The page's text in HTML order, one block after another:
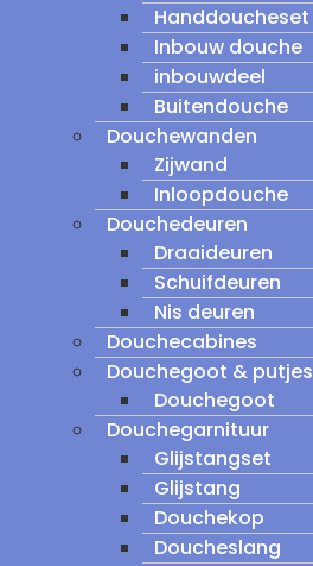
Handdoucheset
Inbouw douche
inbouwdeel
Buitendouche
Douchewanden
Zijwand
Inloopdouche
Douchedeuren
Draaideuren
Schuifdeuren
Nis deuren
Douchecabines
Douchegoot & putjes
Douchegoot
Douchegarnituur
Glijstangset
Glijstang
Douchekop
Doucheslang